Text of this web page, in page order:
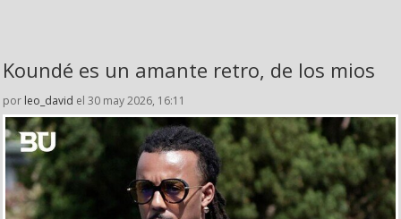
Koundé es un amante retro, de los mios
por leo_david el 30 may 2026, 16:11